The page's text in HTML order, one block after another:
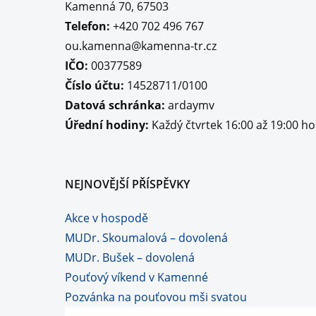
Kamenná 70, 67503
Telefon: +420 702 496 767
ou.kamenna@kamenna-tr.cz
IČO: 00377589
Číslo účtu: 14528711/0100
Datová schránka: ardaymv
Úřední hodiny: Každý čtvrtek 16:00 až 19:00
NEJNOVĚJŠÍ PŘÍSPĚVKY
Akce v hospodě
MUDr. Skoumalová – dovolená
MUDr. Bušek – dovolená
Pouťový víkend v Kamenné
Pozvánka na pouťovou mši svatou